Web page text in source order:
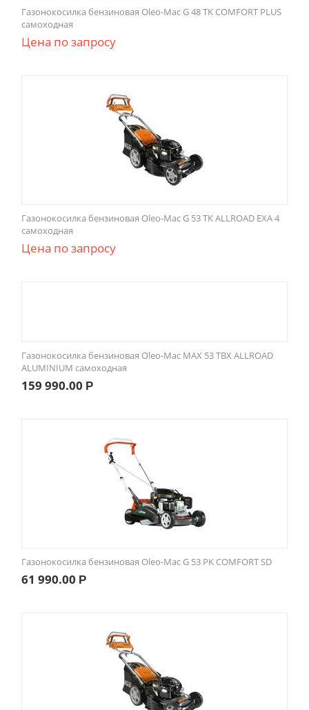
Газонокосилка бензиновая Oleo-Mac G 48 TK COMFORT PLUS
самоходная
Цена по запросу
Газонокосилка бензиновая Oleo-Mac G 53 TK ALLROAD EXA 4
самоходная
Цена по запросу
Газонокосилка бензиновая Oleo-Mac MAX 53 TBX ALLROAD
ALUMINIUM самоходная
159 990.00 Р
Газонокосилка бензиновая Oleo-Mac G 53 PK COMFORT SD
61 990.00 Р